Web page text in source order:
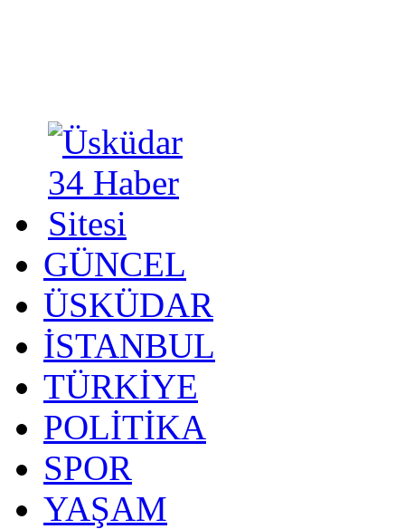
GÜNCEL
ÜSKÜDAR
İSTANBUL
TÜRKİYE
POLİTİKA
SPOR
YAŞAM